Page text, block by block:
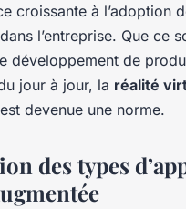
croissante à l’adoption
l’entreprise. Que ce
développement de
jour à jour, la réalité
est devenue une norme.
des types